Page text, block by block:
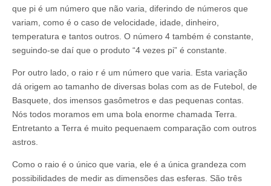
que pi é um número que não varia, diferindo de números que
variam, como é o caso de velocidade, idade, dinheiro,
temperatura e tantos outros. O número 4 também é constante,
seguindo-se daí que o produto “4 vezes pi” é constante.
Por outro lado, o raio r é um número que varia. Esta variação
dá origem ao tamanho de diversas bolas com as de Futebol, de
Basquete, dos imensos gasômetros e das pequenas contas.
Nós todos moramos em uma bola enorme chamada Terra.
Entretanto a Terra é muito pequenaem comparação com outros
astros.
Como o raio é o único que varia, ele é a única grandeza com
possibilidades de medir as dimensões das esferas. São três